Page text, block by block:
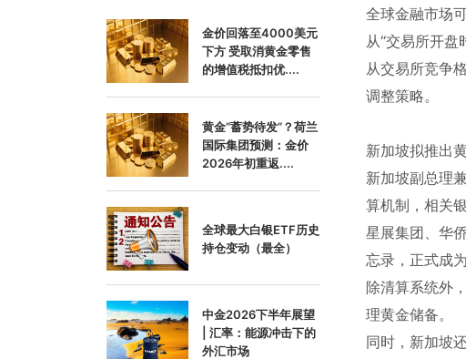
金价回落至4000美元
下方 受取消黄金零售
的增值税抵扣优....
黄金“蓄势待发”？荷兰
国际集团预测：金价
2026年初重返....
全球最大白银ETF历史
持仓变动（最全）
中金2026下半年展望
| 汇率：能源冲击下的
外汇市场
全球金融市场
从“交易所开盘
从交易所竞争
调整策略。
新加坡拟推出
新加坡副总理
算机制，相关
星展集团、华
忘录，正式成
除清算系统外
理黄金储备。
同时，新加坡